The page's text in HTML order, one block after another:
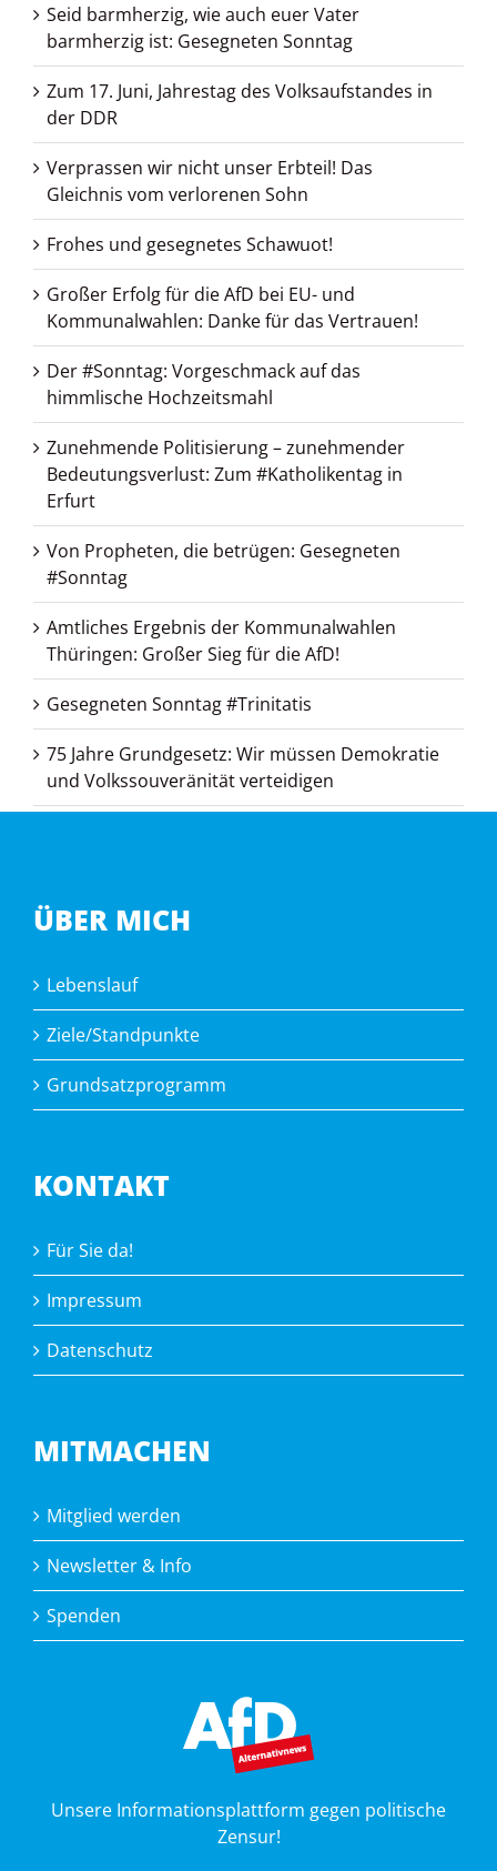
Seid barmherzig, wie auch euer Vater
barmherzig ist: Gesegneten Sonntag
Zum 17. Juni, Jahrestag des Volksaufstandes in
der DDR
Verprassen wir nicht unser Erbteil! Das
Gleichnis vom verlorenen Sohn
Frohes und gesegnetes Schawuot!
Großer Erfolg für die AfD bei EU- und
Kommunalwahlen: Danke für das Vertrauen!
Der #Sonntag: Vorgeschmack auf das
himmlische Hochzeitsmahl
Zunehmende Politisierung – zunehmender
Bedeutungsverlust: Zum #Katholikentag in
Erfurt
Von Propheten, die betrügen: Gesegneten
#Sonntag
Amtliches Ergebnis der Kommunalwahlen
Thüringen: Großer Sieg für die AfD!
Gesegneten Sonntag #Trinitatis
75 Jahre Grundgesetz: Wir müssen Demokratie
und Volkssouveränität verteidigen
ÜBER MICH
Lebenslauf
Ziele/Standpunkte
Grundsatzprogramm
KONTAKT
Für Sie da!
Impressum
Datenschutz
MITMACHEN
Mitglied werden
Newsletter & Info
Spenden
Unsere Informationsplattform gegen politische
Zensur!